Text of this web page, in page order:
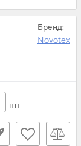
Бренд:
Novotex
шт